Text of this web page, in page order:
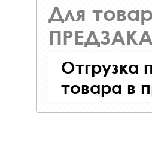
Для
Отгрузка
товара в